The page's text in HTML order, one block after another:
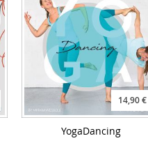
14,90 €
YogaDancing